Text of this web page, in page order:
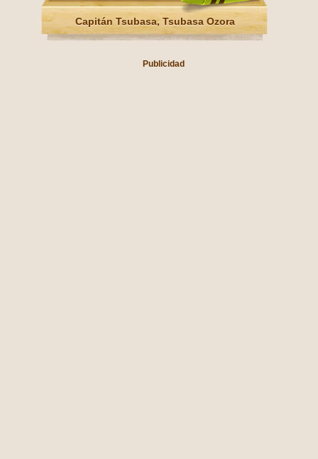
Capitán Tsubasa, Tsubasa Ozora
Publicidad